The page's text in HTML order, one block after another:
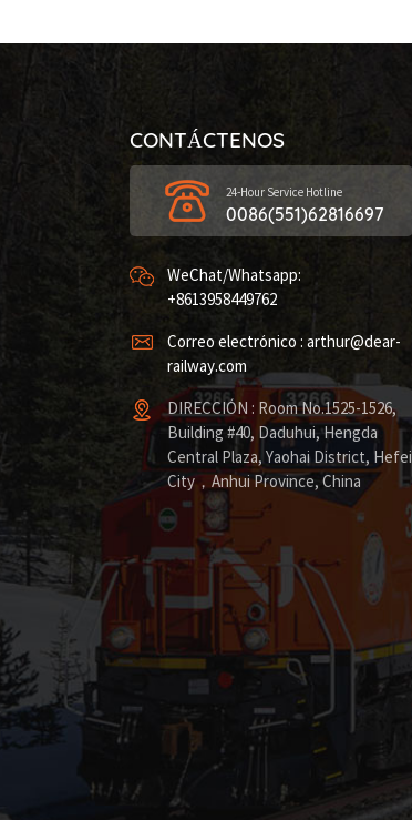
CONTÁCTENOS
24-Hour Service Hotline
0086(551)62816697
WeChat/Whatsapp:
+8613958449762
Correo electrónico : arthur@dear-
railway.com
DIRECCIÓN : Room No.1525-1526,
Building #40, Daduhui, Hengda
Central Plaza, Yaohai District, Hefei
City，Anhui Province, China